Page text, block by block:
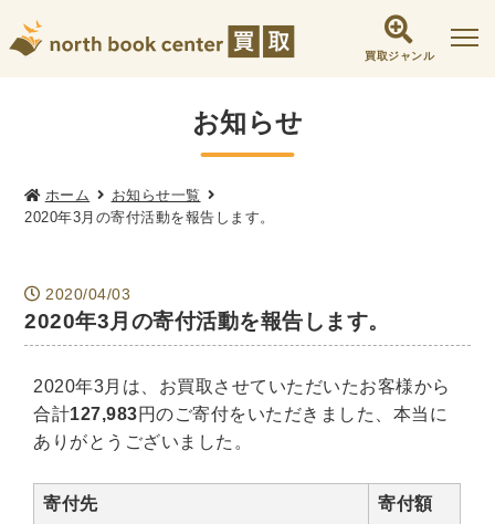
買取ジャンル
社会学書・人文書籍関係
哲学書・心理学・思想書
他哲学書 倫理学・道徳
文化人類学・民俗学
東洋哲学
政治・法学書
女性学 政治 法律学
環境・エコロジー
社会学
福祉 ・NGO・NPO
軍事・外交・国際関係
世界史
地図・地理・地域研究
お知らせ
ホーム
お知らせ一覧
2020年3月の寄付活動を報告します。
2020/04/03
2020年3月の寄付活動を報告します。
2020年3月は、お買取させていただいたお客様から
合計127,983円のご寄付をいただきました、本当に
ありがとうございました。
寄付先 寄付額